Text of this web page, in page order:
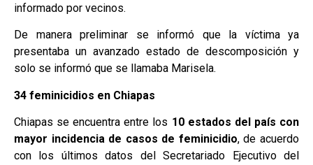
informado por vecinos.
De manera preliminar se informó que la víctima ya
presentaba un avanzado estado de descomposición y
solo se informó que se llamaba Marisela.
34 feminicidios en Chiapas
Chiapas se encuentra entre los 10 estados del país con
mayor incidencia de casos de feminicidio, de acuerdo
con los últimos datos del Secretariado Ejecutivo del